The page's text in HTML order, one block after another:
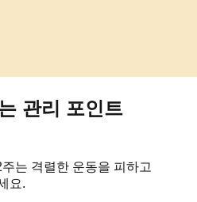
관리 포인트
는 격렬한 운동을 피하고
요.